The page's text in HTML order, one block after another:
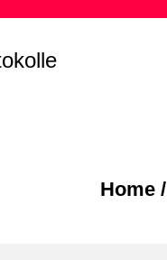
Home/